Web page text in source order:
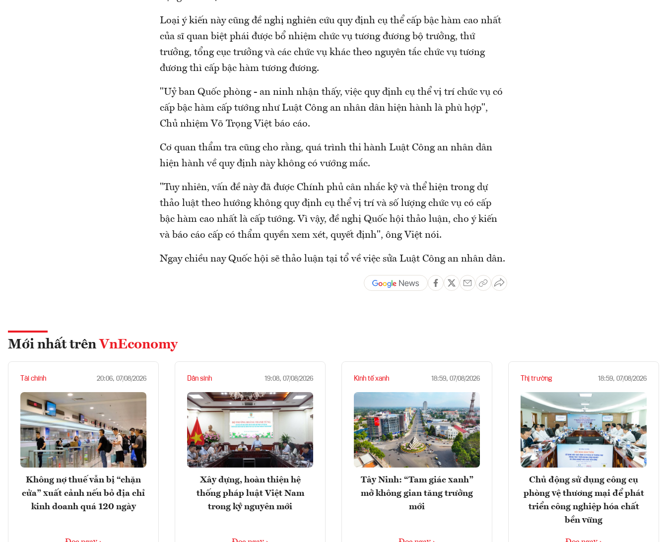
Loại ý kiến này cũng đề nghị nghiên cứu quy định cụ thể cấp bậc hàm cao nhất
của sĩ quan biệt phái được bổ nhiệm chức vụ tương đương bộ trưởng, thứ
trưởng, tổng cục trưởng và các chức vụ khác theo nguyên tắc chức vụ tương
đương thì cấp bậc hàm tương đương.
"Uỷ ban Quốc phòng - an ninh nhận thấy, việc quy định cụ thể vị trí chức vụ có
cấp bậc hàm cấp tướng như Luật Công an nhân dân hiện hành là phù hợp",
Chủ nhiệm Võ Trọng Việt báo cáo.
Cơ quan thẩm tra cũng cho rằng, quá trình thi hành Luật Công an nhân dân
hiện hành về quy định này không có vướng mắc.
"Tuy nhiên, vấn đề này đã được Chính phủ cân nhắc kỹ và thể hiện trong dự
thảo luật theo hướng không quy định cụ thể vị trí và số lượng chức vụ có cấp
bậc hàm cao nhất là cấp tướng. Vì vậy, đề nghị Quốc hội thảo luận, cho ý kiến
và báo cáo cấp có thẩm quyền xem xét, quyết định", ông Việt nói.
Ngay chiều nay Quốc hội sẽ thảo luận tại tổ về việc sửa Luật Công an nhân dân.
Mới nhất trên VnEconomy
Tài chính 20:06, 07/08/2026
Không nợ thuế vẫn bị “chặn
cửa” xuất cảnh nếu bỏ địa chỉ
kinh doanh quá 120 ngày
Dân sinh 19:08, 07/08/2026
Xây dựng, hoàn thiện hệ
thống pháp luật Việt Nam
trong kỷ nguyên mới
Kinh tế xanh 18:59, 07/08/2026
Tây Ninh: “Tam giác xanh”
mở không gian tăng trưởng
mới
Thị trường 18:59, 07/08/2026
Chủ động sử dụng công cụ
phòng vệ thương mại để phát
triển công nghiệp hóa chất
bền vững